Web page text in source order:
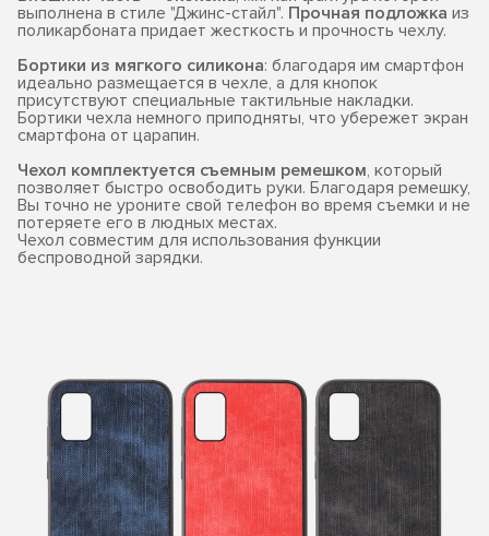
выполнена в стиле "Джинс-стайл". Прочная подложка из
поликарбоната придает жесткость и прочность чехлу.
Бортики из мягкого силикона: благодаря им смартфон
идеально размещается в чехле, а для кнопок
присутствуют специальные тактильные накладки.
Бортики чехла немного приподняты, что убережет экран
смартфона от царапин.
Чехол комплектуется съемным ремешком, который
позволяет быстро освободить руки. Благодаря ремешку,
Вы точно не уроните свой телефон во время съемки и не
потеряете его в людных местах.
Чехол совместим для использования функции
беспроводной зарядки.